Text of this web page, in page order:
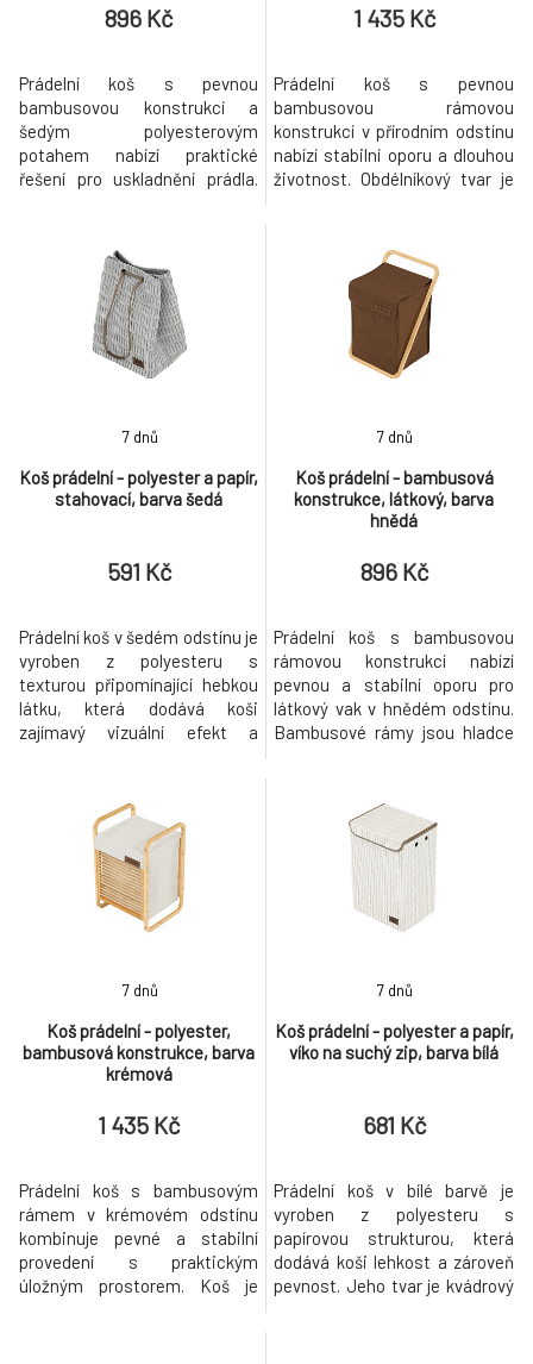
896 Kč
Prádelní koš s pevnou
bambusovou konstrukcí a
šedým polyesterovým
potahem nabízí praktické
řešení pro uskladnění prádla.
zároveň zabraňuje šíření pachů.
Bambusová rámová
konstrukce zajišťuje stabilitu a
lehkost, zatímco polyesterový
materiál se snadno udržuje a je
odolný vůči běžném
1 435 Kč
Prádelní koš s pevnou
bambusovou rámovou
konstrukcí v přírodním odstínu
nabízí stabilní oporu a dlouhou
životnost. Obdélníkový tvar je
je snadno udržovatelný a
odolný vůči běžnému
opotřebení. Vrchní část koše je
opatřena látkovým víkem,
které pomáhá udržet obsah
skrytý a zároveň umožňuje
Koš prádelní - polyester a papír,
stahovací, barva šedá
7 dnů
591 Kč
Prádelní koš v šedém odstínu je
vyroben z polyesteru s
texturou připomínající hebkou
látku, která dodává koši
zajímavý vizuální efekt a
popruhem umožňuje snadné
uzavření a přenášení koše.
Jeho pevná a zároveň lehká
konstrukce usnadňuje
manipulaci i skladování. Koš je
vhodný pro efektivní o
Koš prádelní - bambusová
konstrukce, látkový, barva
hnědá
7 dnů
896 Kč
Prádelní koš s bambusovou
rámovou konstrukcí nabízí
pevnou a stabilní oporu pro
látkový vak v hnědém odstínu.
Bambusové rámy jsou hladce
je snadno vyjímatelný a
umožňuje pohodlné přenášení
prádla. Koš je navržen tak, aby
šetřil místo a zároveň
poskytoval dostatečný objem
Koš prádelní - polyester,
bambusová konstrukce, barva
krémová
7 dnů
1 435 Kč
Prádelní koš s bambusovým
rámem v krémovém odstínu
kombinuje pevné a stabilní
provedení s praktickým
úložným prostorem. Koš je
Koš prádelní - polyester a papír,
víko na suchý zip, barva bílá
7 dnů
681 Kč
Prádelní koš v bílé barvě je
vyroben z polyesteru s
papírovou strukturou, která
dodává koši lehkost a zároveň
pevnost. Jeho tvar je kvádrový